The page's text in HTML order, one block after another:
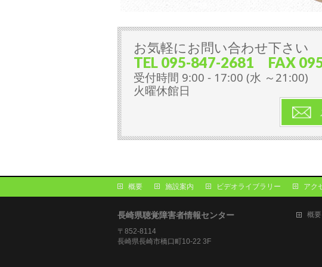
お気軽にお問い合わせ下さい
TEL 095-847-2681 FAX
受付時間 9:00 - 17:00 (水 ～21:00)
火曜休館日
概要 施設案内 ビデオライブラリー アク
長崎県聴覚障害者情報センター
〒852-8114
長崎県長崎市橋口町10-22 3F
概要